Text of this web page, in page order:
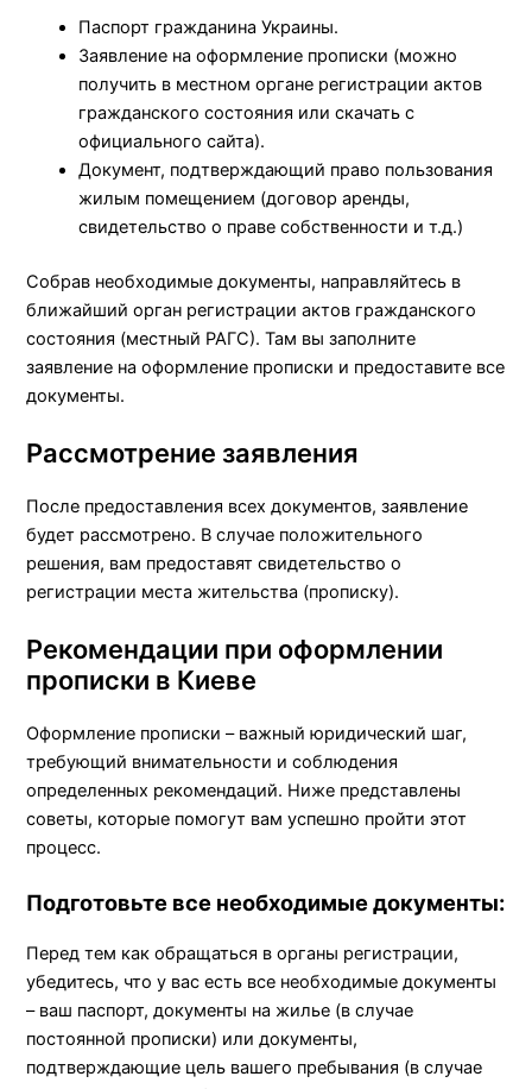
Паспорт гражданина Украины.
Заявление на оформление прописки (можно
получить в местном органе регистрации актов
гражданского состояния или скачать с
официального сайта).
Документ, подтверждающий право пользования
жилым помещением (договор аренды,
свидетельство о праве собственности и т.д.)
Собрав необходимые документы, направляйтесь в
ближайший орган регистрации актов гражданского
состояния (местный РАГС). Там вы заполните
заявление на оформление прописки и предоставите все
документы.
Рассмотрение заявления
После предоставления всех документов, заявление
будет рассмотрено. В случае положительного
решения, вам предоставят свидетельство о
регистрации места жительства (прописку).
Рекомендации при оформлении
прописки в Киеве
Оформление прописки – важный юридический шаг,
требующий внимательности и соблюдения
определенных рекомендаций. Ниже представлены
советы, которые помогут вам успешно пройти этот
процесс.
Подготовьте все необходимые документы:
Перед тем как обращаться в органы регистрации,
убедитесь, что у вас есть все необходимые документы
– ваш паспорт, документы на жилье (в случае
постоянной прописки) или документы,
подтверждающие цель вашего пребывания (в случае